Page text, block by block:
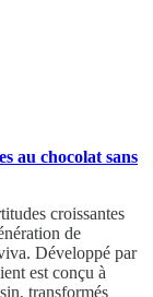
au chocolat sans
croissantes
de
Développé par
est conçu à
transformés